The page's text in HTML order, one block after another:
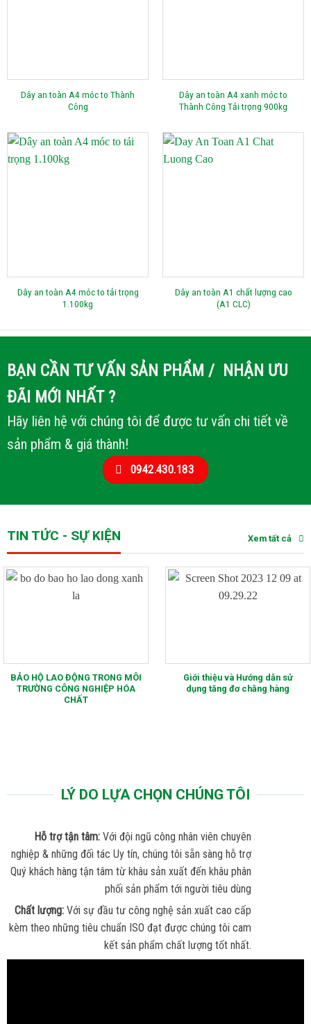
Dây an toàn A4 móc to Thành
Công
Dây an toàn A4 xanh móc to
Thành Công Tải trọng 900kg
Dây an toàn A4 móc to tải trọng
1.100kg
Dây an toàn A1 chất lượng cao
(A1 CLC)
BẠN CẦN TƯ VẤN SẢN PHẨM / NHẬN ƯU
ĐÃI MỚI NHẤT ?
Hãy liên hệ với chúng tôi để được tư vấn chi tiết về
sản phẩm & giá thành!
0942.430.183
TIN TỨC - SỰ KIỆN Xem tất cả
BẢO HỘ LAO ĐỘNG TRONG MÔI
TRƯỜNG CÔNG NGHIỆP HÓA
CHẤT
Giới thiệu và Hướng dẫn sử
dụng tăng đơ chằng hàng
LÝ DO LỰA CHỌN CHÚNG TÔI
Hỗ trợ tận tâm: Với đội ngũ công nhân viên chuyên
nghiệp & những đối tác Uy tín, chúng tôi sẵn sàng hỗ trợ
Quý khách hàng tận tâm từ khâu sản xuất đến khâu phân
phối sản phẩm tới người tiêu dùng
Chất lượng: Với sự đầu tư công nghệ sản xuất cao cấp
kèm theo những tiêu chuẩn ISO đạt được chúng tôi cam
kết sản phẩm chất lượng tốt nhất.